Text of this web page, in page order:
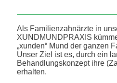
Als Familienzahnärzte in
XUNDMUNDPRAXIS
„xunden“ Mund der ganzen
Unser Ziel ist es, durch ein
Behandlungskonzept ihre
erhalten.